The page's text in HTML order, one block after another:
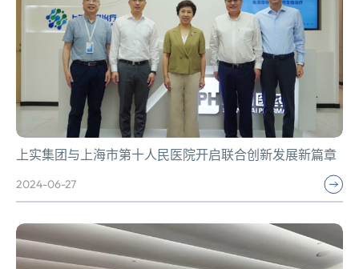
上实集团与上海市第十人民医院开启联合创新发展新篇章
2024-06-27